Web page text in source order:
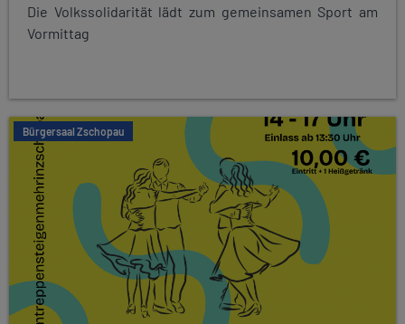
Die Volkssolidarität lädt zum gemeinsamen Sport am
Vormittag
Bürgersaal Zschopau